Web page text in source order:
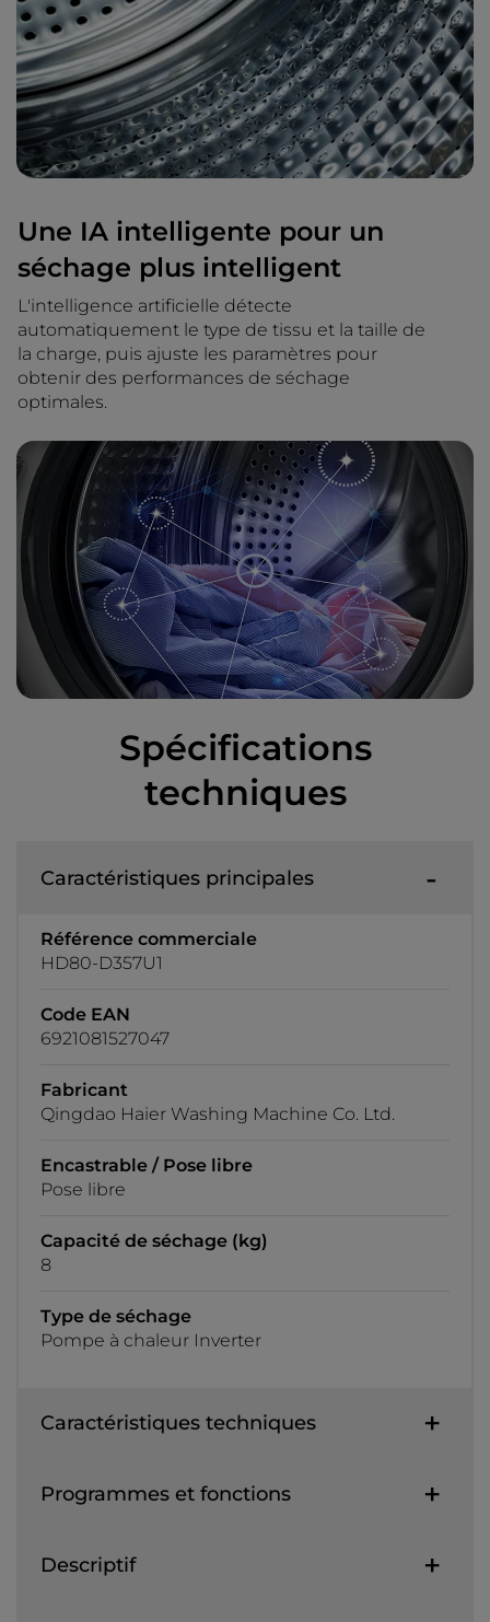
Une IA intelligente pour un
séchage plus intelligent
L'intelligence artificielle détecte
automatiquement le type de tissu et la taille de
la charge, puis ajuste les paramètres pour
obtenir des performances de séchage
optimales.
Spécifications
techniques
Caractéristiques principales
Référence commerciale
HD80-D357U1
Code EAN
6921081527047
Fabricant
Qingdao Haier Washing Machine Co. Ltd.
Encastrable / Pose libre
Pose libre
Capacité de séchage (kg)
8
Type de séchage
Pompe à chaleur Inverter
Caractéristiques techniques
Programmes et fonctions
Descriptif